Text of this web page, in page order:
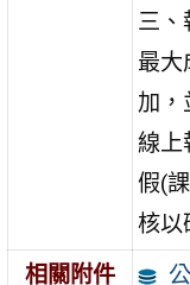
三、
最大
加，
線上
假(
核以
相關附件